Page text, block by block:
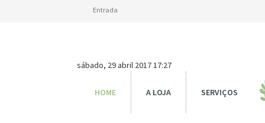
HOME A LOJA SERVIÇOS
Entrada
sábado, 29 abril 2017 17:27